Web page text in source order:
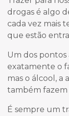
drogas é algo
cada vez mais
que estão
Um dos pontos
exatamente o
mas o álcool, a
também fazem
É sempre um